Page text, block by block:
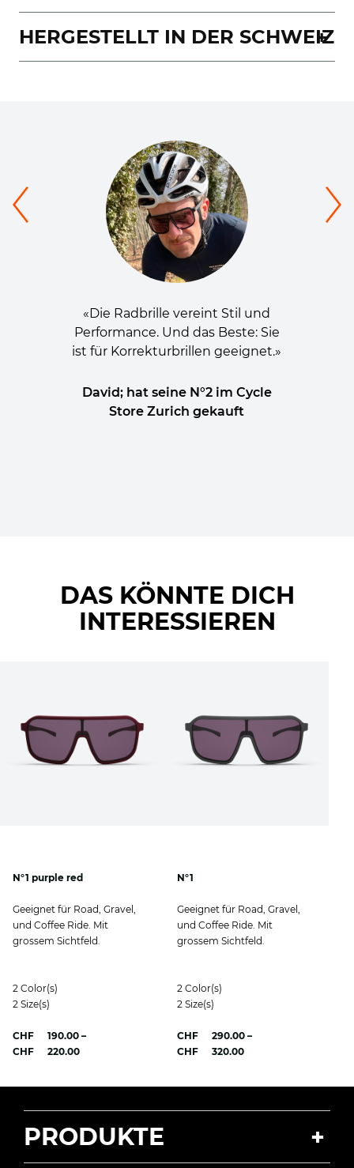
HERGESTELLT IN DER SCHWEIZ
«Die Radbrille vereint Stil und
Performance. Und das Beste: Sie
ist für Korrekturbrillen geeignet.»
David; hat seine N°2 im Cycle
Store Zurich gekauft
DAS KÖNNTE DICH
INTERESSIEREN
N°1 purple red
Geeignet für Road, Gravel,
und Coffee Ride. Mit
grossem Sichtfeld.
2 Color(s)
2 Size(s)
CHF 190.00 –
CHF
220.00Preisspanne:
N°1
Geeignet für Road, Gravel,
und Coffee Ride. Mit
grossem Sichtfeld.
2 Color(s)
2 Size(s)
CHF 290.00 –
CHF
320.00Preisspanne:
PRODUKTE